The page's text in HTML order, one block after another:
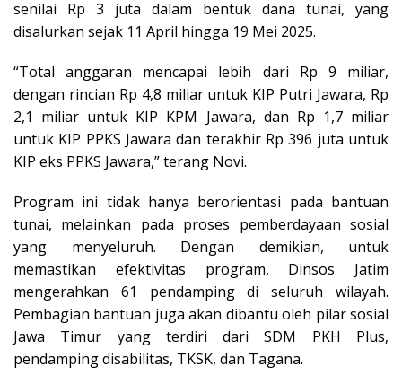
senilai Rp 3 juta dalam bentuk dana tunai, yang
disalurkan sejak 11 April hingga 19 Mei 2025.
“Total anggaran mencapai lebih dari Rp 9 miliar,
dengan rincian Rp 4,8 miliar untuk KIP Putri Jawara, Rp
2,1 miliar untuk KIP KPM Jawara, dan Rp 1,7 miliar
untuk KIP PPKS Jawara dan terakhir Rp 396 juta untuk
KIP eks PPKS Jawara,” terang Novi.
Program ini tidak hanya berorientasi pada bantuan
tunai, melainkan pada proses pemberdayaan sosial
yang menyeluruh. Dengan demikian, untuk
memastikan efektivitas program, Dinsos Jatim
mengerahkan 61 pendamping di seluruh wilayah.
Pembagian bantuan juga akan dibantu oleh pilar sosial
Jawa Timur yang terdiri dari SDM PKH Plus,
pendamping disabilitas, TKSK, dan Tagana.